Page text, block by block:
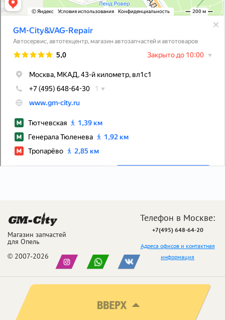
Магазин запчастей
для Опель
© 2007-2026
Телефон в Москве:
+7(495) 648-64-20
Адреса офисов и контактная
информация